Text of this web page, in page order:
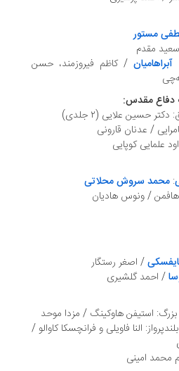
مستور
مقدم
آبراهامیان/ کاظم فیروزمند، حسن
حسین علایی (۲ جلدی)
/ عدنان قارونی
علمایی کوپایی
: محمد سروش محلاتی
/ ونوس هادیان
/ اصغر رستگار
/ احمد گلشیری
استیفن هاوکینگ / مزدا موحد
النا فاویلی و فرانچسکا کاوالو /